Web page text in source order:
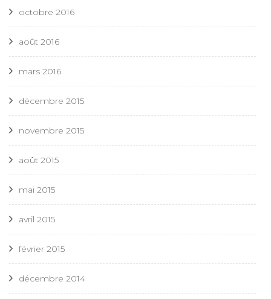
octobre 2016
août 2016
mars 2016
décembre 2015
novembre 2015
août 2015
mai 2015
avril 2015
février 2015
décembre 2014